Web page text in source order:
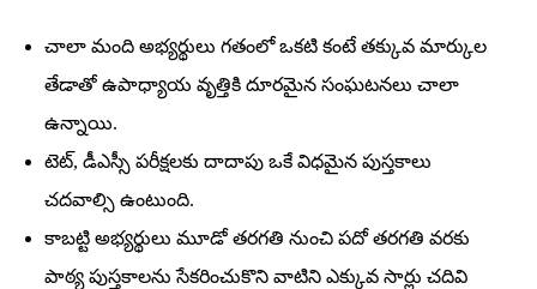
చాలా మంది అభ్యర్థులు గతంలో ఒకటి కంటే తక్కువ మార్కుల
తేడాతో ఉపాధ్యాయ వృత్తికి దూరమైన సంఘటనలు చాలా
ఉన్నాయి.
టెట్‌, డీఎస్సీ పరీక్షలకు దాదాపు ఒకే విధమైన పుస్తకాలు
చదవాల్సి ఉంటుంది.
కాబట్టి అభ్యర్థులు మూడో తరగతి నుంచి పదో తరగతి వరకు
పాఠ్య పుస్తకాలను సేకరించుకొని వాటిని ఎక్కువ సార్లు చదివి